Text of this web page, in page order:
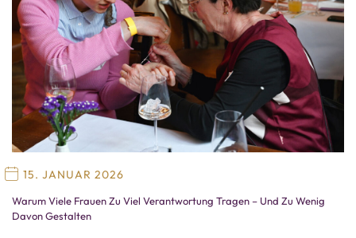
15. JANUAR 2026
Warum Viele Frauen Zu Viel Verantwortung Tragen – Und Zu Wenig
Davon Gestalten